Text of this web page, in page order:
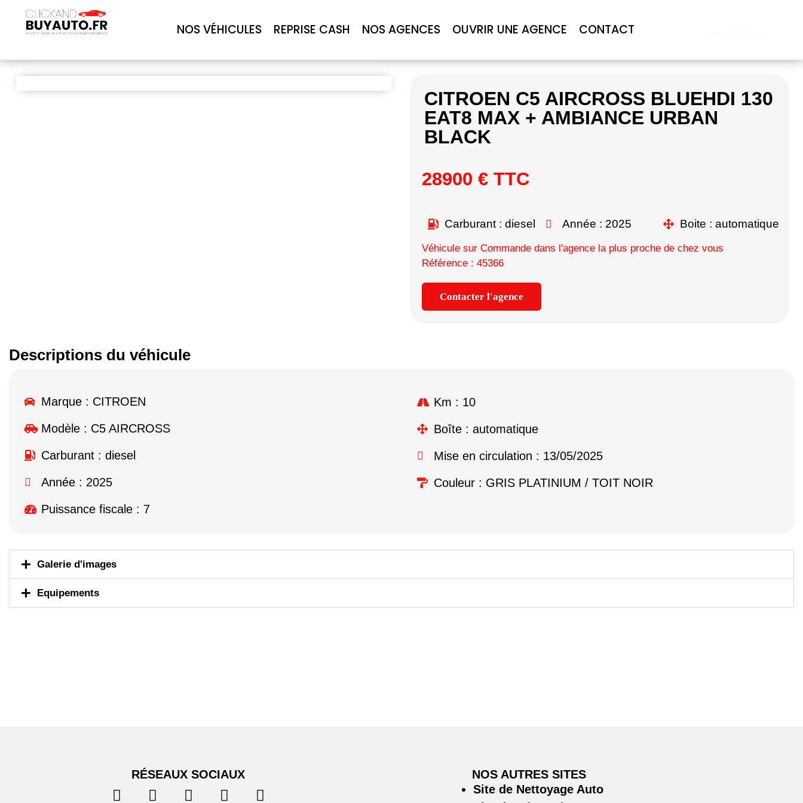
NOS VÉHICULES REPRISE CASH NOS AGENCES OUVRIR UNE AGENCE CONTACT
CITROEN C5 AIRCROSS BLUEHDI 130
EAT8 MAX + AMBIANCE URBAN
BLACK
28900 € TTC
Carburant : diesel Année : 2025 Boite : automatique
Véhicule sur Commande dans l'agence la plus proche de chez vous
Référence : 45366
Contacter l'agence
Descriptions du véhicule
Marque : CITROEN
Modèle : C5 AIRCROSS
Carburant : diesel
Année : 2025
Puissance fiscale : 7
Km : 10
Boîte : automatique
Mise en circulation : 13/05/2025
Couleur : GRIS PLATINIUM / TOIT NOIR
Galerie d'images
Equipements
RÉSEAUX SOCIAUX
NOS AUTRES SITES
Site de Nettoyage Auto